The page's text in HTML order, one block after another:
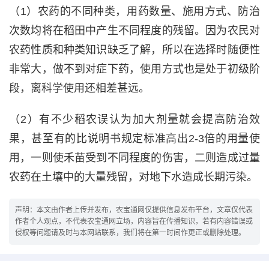
（1）农药的不同种类，用药数量、施用方式、防治
次数均将在稻田中产生不同程度的残留。因为农民对
农药性质和种类知识缺乏了解，所以在选择时随便性
非常大，做不到对症下药，使用方式也是处于初级阶
段，离科学使用还相差甚远。
（2）有不少稻农误认为加大剂量就会提高防治效
果，甚至有的比说明书规定标准高出2-3倍的用量使
用，一则使禾苗受到不同程度的伤害，二则造成过量
农药在土壤中的大量残留，对地下水造成长期污染。
声明：本文由作者上传并发布，农宝通网仅提供信息发布平台，文章仅代表
作者个人观点，不代表农宝通网立场，内容旨在传播知识，若有内容错误或
侵权等问题请及时与本网站联系，我们将在第一时间作更正或删除处理。